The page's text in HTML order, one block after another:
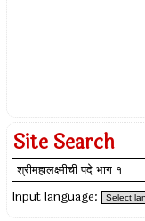
Site Search
Input language: